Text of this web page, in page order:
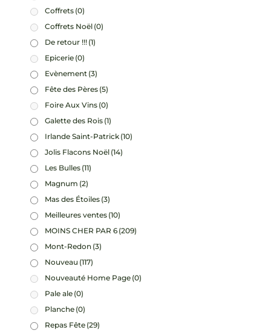
Coffrets (0)
Coffrets Noël (0)
De retour !!! (1)
Epicerie (0)
Evènement (3)
Fête des Pères (5)
Foire Aux Vins (0)
Galette des Rois (1)
Irlande Saint-Patrick (10)
Jolis Flacons Noël (14)
Les Bulles (11)
Magnum (2)
Mas des Étoiles (3)
Meilleures ventes (10)
MOINS CHER PAR 6 (209)
Mont-Redon (3)
Nouveau (117)
Nouveauté Home Page (0)
Pale ale (0)
Planche (0)
Repas Fête (29)